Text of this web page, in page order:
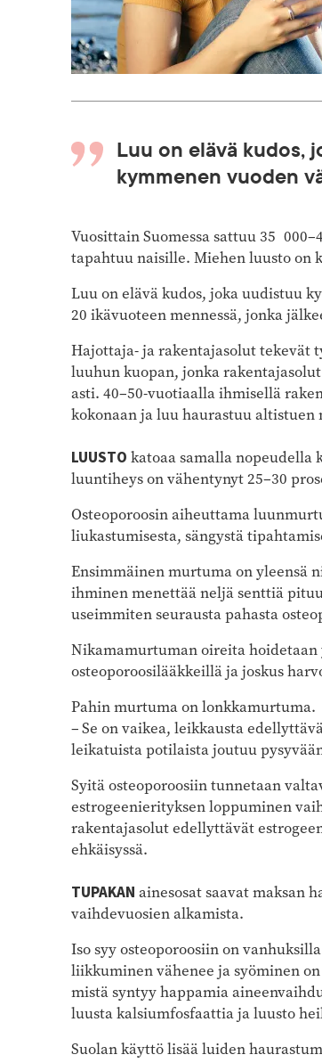
Luu on elävä kudos,
kymmenen vuoden
Vuosittain Suomessa sattuu 35
tapahtuu naisille. Miehen luusto on
Luu on elävä kudos, joka uudistuu
20 ikävuoteen mennessä, jonka
Hajottaja- ja rakentajasolut tekevät
luuhun kuopan, jonka
asti. 40–50-vuotiaalla ihmisellä
kokonaan ja luu haurastuu
LUUSTO katoaa samalla
luuntiheys on vähentynyt 25–30
Osteoporoosin aiheuttama
liukastumisesta, sängystä
Ensimmäinen murtuma on yleensä
ihminen menettää neljä senttiä
useimmiten seurausta pahasta
Nikamamurtuman oireita
osteoporoosilääkkeillä ja joskus
Pahin murtuma on lonkkamurtuma.
– Se on vaikea, leikkausta
leikatuista potilaista joutuu
Syitä osteoporoosiin tunnetaan
estrogeenierityksen loppuminen
rakentajasolut edellyttävät
ehkäisyssä.
TUPAKAN ainesosat saavat maksan
vaihdevuosien alkamista.
Iso syy osteoporoosiin on
liikkuminen vähenee ja syöminen
mistä syntyy happamia
luusta kalsiumfosfaattia ja luusto
Suolan käyttö lisää luiden